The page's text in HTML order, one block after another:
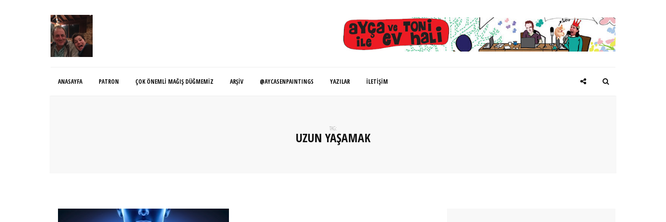
ANASAYFA PATRON ÇOK ÖNEMLI MAĞIŞ DÜĞMEMIZ ARŞIV @AYCASENPAINTINGS YAZILAR İLETIŞIM
TAG:
UZUN YAŞAMAK